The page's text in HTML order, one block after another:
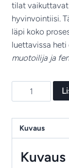
tilat vaikuttavat
hyvinvointiisi.
läpi koko
luettavissa heti
muotoilija ja
Baguan
Kotisi
kompassi
Kuvaus
Kuvaus